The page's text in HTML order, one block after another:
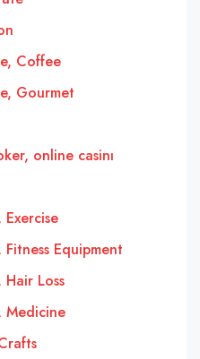
Coffee
Gourmet
online casinı
Equipment
Hair Loss
Medicine